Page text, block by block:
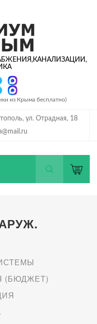
ул. Отрадная, 18
КАНАЛИЗАЦИИ,
из Крыма бесплатно)
(БЮДЖЕТ)